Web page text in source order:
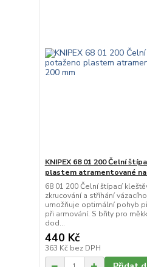
KNIPEX 68 01 200 Čelní
plastem atramentované na
68 01 200 Čelní štípací
zkrucování a stříhání
umožňuje optimální pohyb
při armování. S břity pro
dod...
440 Kč
363 Kč bez DPH